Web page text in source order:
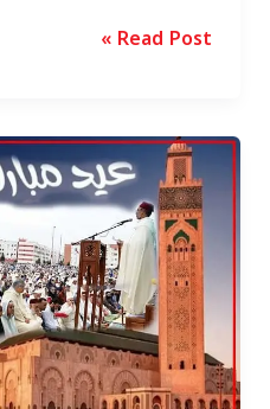
Read Post »
رسميا
وزارة
الأوقاف
تعلن
عن
عيد
الفطر
بالمغرب